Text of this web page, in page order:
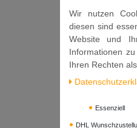
Wir nutzen
diesen sind
Website und
Informationen
Ihren Rechten
Essenziell
DHL